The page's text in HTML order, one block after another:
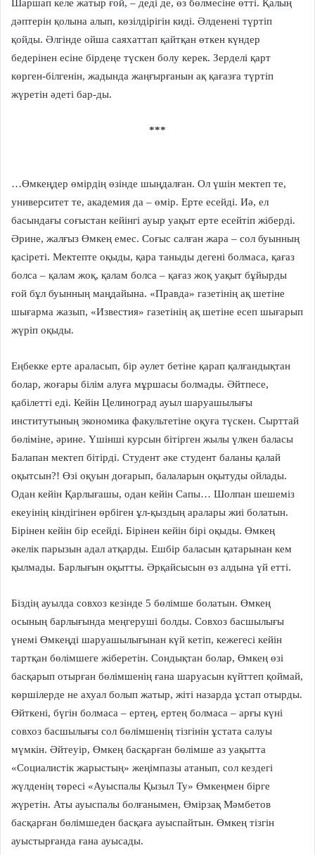
Шаршап келе жатыр ғой, – деді де, өз бөлмесіне өтті. Қалың
дәптерін қолына алып, көзілдірігін киді. Әлденені түртіп
қойды. Әлгінде ойша саяхаттап қайтқан өткен күндер
бедерінен есіне бірдеңе түскен болу керек. Зерделі қарт
көрген-білгенін, жадында жаңғырғанын ақ қағазға түртіп
жүретін әдеті бар-ды.
***
…Өмкеңдер өмірдің өзінде шыңдалған. Ол үшін мектеп те,
университет те, академия да – өмір. Ерте есейді. Иә, ел
басындағы соғыстан кейінгі ауыр уақыт ерте есейтіп жіберді.
Әрине, жалғыз Өмкең емес. Соғыс салған жара – сол буынның
қасіреті. Мектепте оқыды, қара таныды дегені болмаса, қағаз
болса – қалам жоқ, қалам болса – қағаз жоқ уақыт бұйырды
ғой бұл буынның маңдайына. «Правда» газетінің ақ шетіне
шығарма жазып, «Известия» газетінің ақ шетіне есеп шығарып
жүріп оқыды.
Еңбекке ерте араласып, бір әулет бетіне қарап қалғандықтан
болар, жоғары білім алуға мұршасы болмады. Әйтпесе,
қабілетті еді. Кейін Целиноград ауыл шаруашылығы
институтының экономика факультетіне оқуға түскен. Сырттай
бөліміне, әрине. Үшінші курсын бітірген жылы үлкен баласы
Балапан мектеп бітірді. Студент әке студент баланы қалай
оқытсын?! Өзі оқуын доғарып, балаларын оқытуды ойлады.
Одан кейін Қарлығашы, одан кейін Сапы… Шолпан шешеміз
екеуінің кіндігінен өрбіген ұл-қыздың аралары жиі болатын.
Бірінен кейін бір есейді. Бірінен кейін бірі оқыды. Өмкең
әкелік парызын адал атқарды. Ешбір баласын қатарынан кем
қылмады. Барлығын оқытты. Әрқайсысын өз алдына үй етті.
Біздің ауылда совхоз кезінде 5 бөлімше болатын. Өмкең
осының барлығында меңгеруші болды. Совхоз басшылығы
үнемі Өмкеңді шаруашылығынан күй кетіп, кежегесі кейін
тартқан бөлімшеге жіберетін. Сондықтан болар, Өмкең өзі
басқарып отырған бөлімшенің ғана шаруасын күйттеп қоймай,
көршілерде не ахуал болып жатыр, жіті назарда ұстап отырды.
Өйткені, бүгін болмаса – ертең, ертең болмаса – арғы күні
совхоз басшылығы сол бөлімшенің тізгінін ұстата салуы
мүмкін. Әйтеуір, Өмкең басқарған бөлімше аз уақытта
«Социалистік жарыстың» жеңімпазы атанып, сол кездегі
жүлденің төресі «Ауыспалы Қызыл Ту» Өмкеңмен бірге
жүретін. Аты ауыспалы болғанымен, Өмірзақ Мәмбетов
басқарған бөлімшеден басқаға ауыспайтын. Өмкең тізгін
ауыстырғанда ғана ауысады.